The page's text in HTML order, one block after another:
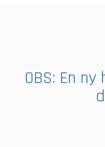
OBS: En